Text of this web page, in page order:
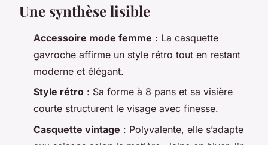
Une synthèse lisible
Accessoire mode femme : La casquette
gavroche affirme un style rétro tout en restant
moderne et élégant.
Style rétro : Sa forme à 8 pans et sa visière
courte structurent le visage avec finesse.
Casquette vintage : Polyvalente, elle s’adapte